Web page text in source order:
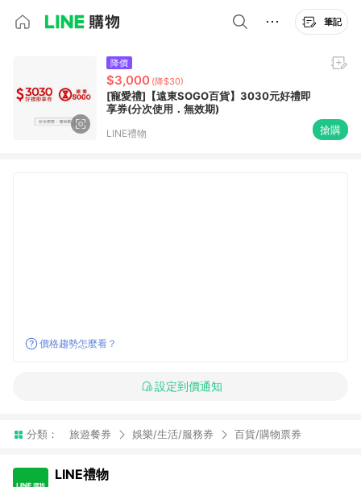
筆記
降價
$3,000 (降$30)
[寵愛禮]【遠東SOGO百貨】3030元好禮即
享券(分次使用．無效期)
LINE禮物 搶購
價格趨勢怎麼看？
設定到價通知
分類： 旅遊餐券 娛樂/生活/服務券 百貨/購物票券
LINE禮物